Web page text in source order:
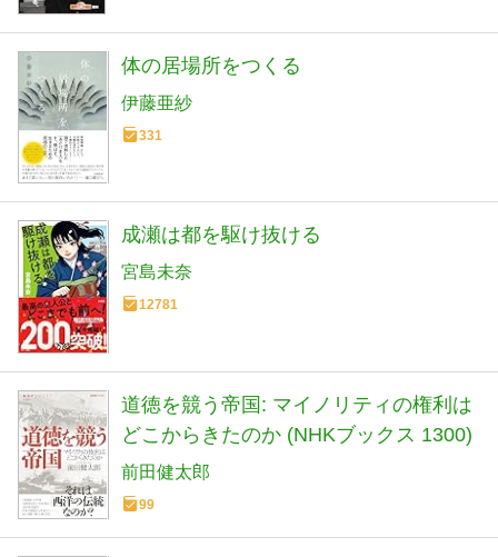
体の居場所をつくる
伊藤亜紗
331
成瀬は都を駆け抜ける
宮島未奈
12781
道徳を競う帝国: マイノリティの権利は
どこからきたのか (NHKブックス 1300)
前田健太郎
99